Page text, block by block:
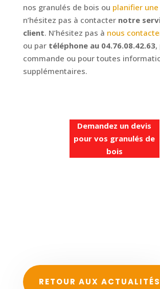
nos granulés de bois ou planifier
n’hésitez pas à contacter notre
client. N’hésitez pas à nous
ou par téléphone au 04.76.08.42.63,
commande ou pour toutes
supplémentaires.
Demandez un devis
pour vos granulés de
bois
RETOUR AUX ACTUALITÉS